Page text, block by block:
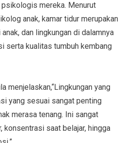
mereka. Menurut
anak, kamar tidur merupakan
dan lingkungan di dalamnya
serta kualitas tumbuh kembang
menjelaskan,“Lingkungan yang
yang sesuai sangat penting
merasa tenang. Ini sangat
konsentrasi saat belajar, hingga